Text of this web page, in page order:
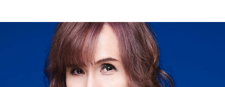
トピックス
TBS Podcast
お知らせ
イベント・グッズ
YouTube
会社情報